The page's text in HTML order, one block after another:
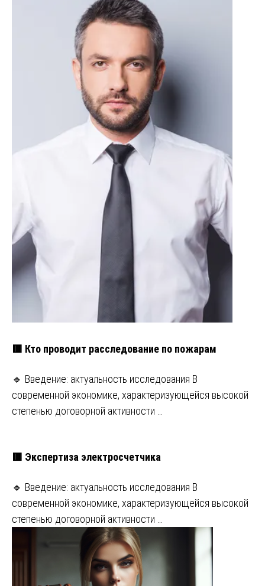
🟥 Кто проводит расследование по пожарам
🔹 Введение: актуальность исследования В
современной экономике, характеризующейся высокой
степенью договорной активности …
🟥 Экспертиза электросчетчика
🔹 Введение: актуальность исследования В
современной экономике, характеризующейся высокой
степенью договорной активности …